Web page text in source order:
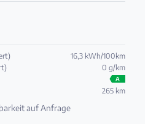
16,3 kWh/100km
0 g/km
A
265 km
auf Anfrage